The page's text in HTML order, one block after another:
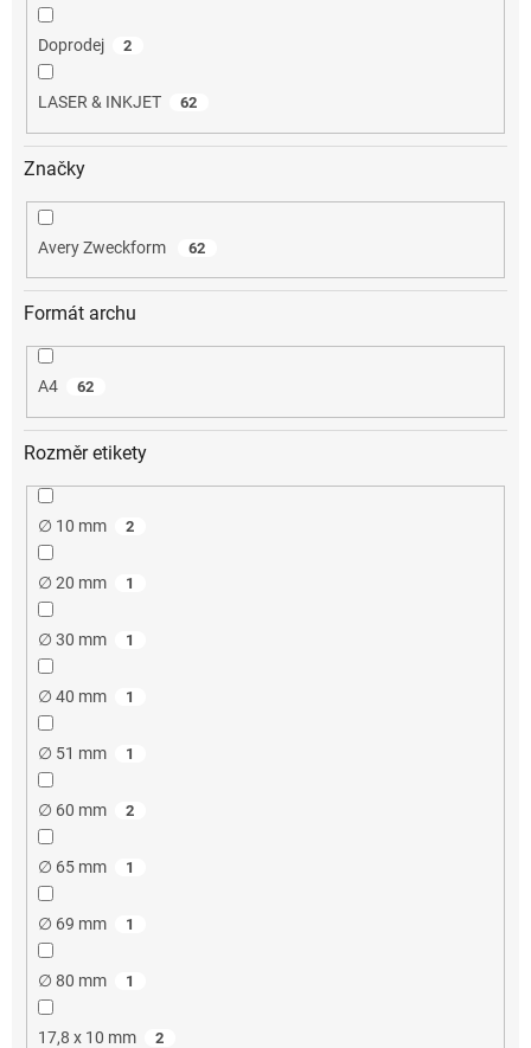
Doprodej 2
LASER & INKJET 62
Značky
Avery Zweckform 62
Formát archu
A4 62
Rozměr etikety
∅ 10 mm 2
∅ 20 mm 1
∅ 30 mm 1
∅ 40 mm 1
∅ 51 mm 1
∅ 60 mm 2
∅ 65 mm 1
∅ 69 mm 1
∅ 80 mm 1
17,8 x 10 mm 2